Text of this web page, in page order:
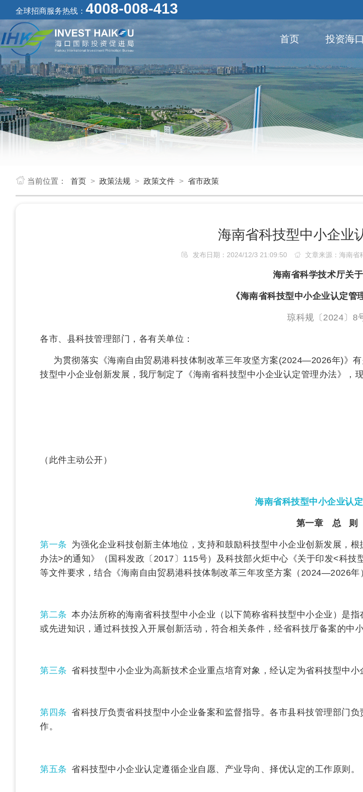
全球招商服务热线： 4008-008-413
首页 投资海口
当前位置： 首页 > 政策法规 > 政策文件 > 省市政策
海南省科技型中小企业
发布日期：2024/12/3 21:09:50 文章来源：海南省
海南省科学技术厅关
《海南省科技型中小企业认定管
琼科规〔2024〕8
各市、县科技管理部门，各有关单位：
为贯彻落实《海南自由贸易港科技体制改革三年攻坚方案(2024—2026年)》
技型中小企业创新发展，我厅制定了《海南省科技型中小企业认定管理办法》，
（此件主动公开）
海南省科技型中小企业认
第一章 总 则
第一条 为强化企业科技创新主体地位，支持和鼓励科技型中小企业创新发展，
办法>的通知》（国科发政〔2017〕115号）及科技部火炬中心《关于印发<科技
等文件要求，结合《海南自由贸易港科技体制改革三年攻坚方案（2024—2026年
第二条 本办法所称的海南省科技型中小企业（以下简称省科技型中小企业）是
或先进知识，通过科技投入开展创新活动，符合相关条件，经省科技厅备案的中小
第三条 省科技型中小企业为高新技术企业重点培育对象，经认定为省科技型中小
第四条 省科技厅负责省科技型中小企业备案和监督指导。各市县科技管理部门
作。
第五条 省科技型中小企业认定遵循企业自愿、产业导向、择优认定的工作原则。